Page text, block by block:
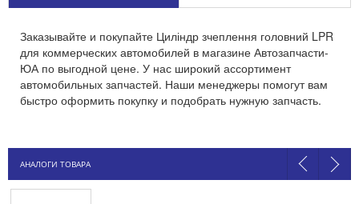
Заказывайте и покупайте Циліндр зчеплення головний LPR
для коммерческих автомобилей в магазине Автозапчасти-
ЮА по выгодной цене. У нас широкий ассортимент
автомобильных запчастей. Наши менеджеры помогут вам
быстро оформить покупку и подобрать нужную запчасть.
АНАЛОГИ ТОВАРА